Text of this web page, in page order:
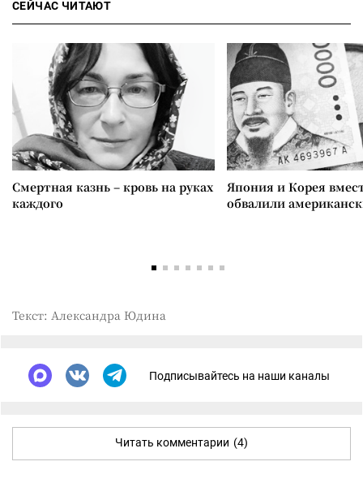
СЕЙЧАС ЧИТАЮТ
Смертная казнь – кровь на руках
каждого
Япония и Корея
обвалили
Текст: Александра Юдина
Подписывайтесь на наши каналы
Читать комментарии (4)